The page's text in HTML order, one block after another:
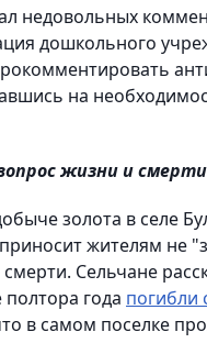
недовольных
дошкольного
на
жизни и смерти
золота в селе
жителям не
Сельчане
года погибли
в самом поселке